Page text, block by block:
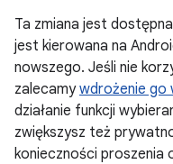
Ta zmiana jest
jest kierowana na
nowszego. Jeśli nie
zalecamywdrożenie go
działanie funkcji
zwiększysz też
konieczności proszenia